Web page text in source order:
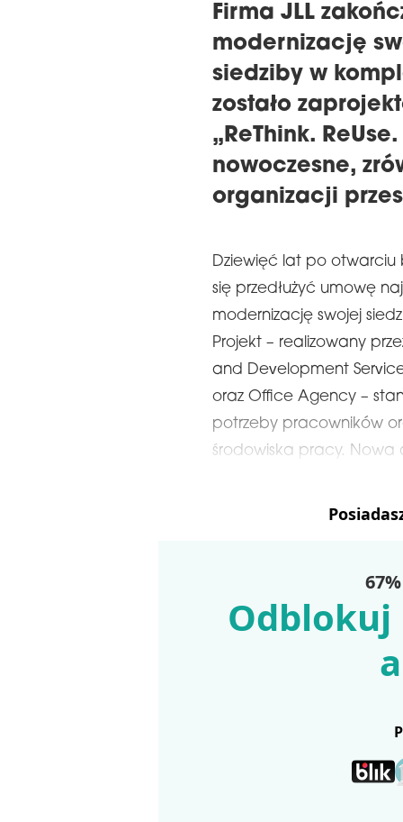
Firma JLL
modernizację
siedziby w
zostało
„ReThink.
nowoczesne,
organizacji
Dziewięć lat po otwarciu
się przedłużyć umowę
modernizację swojej
Projekt – realizowany
and Development
oraz Office Agency –
potrzeby pracowników
środowiska pracy. Nowa
Odblokuj